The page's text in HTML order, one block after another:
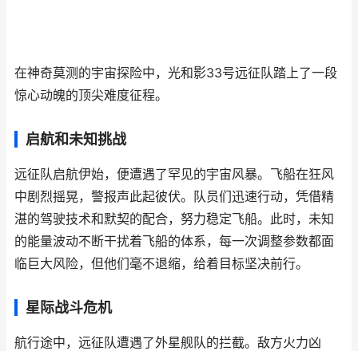
在神奇莫测的宇宙探险中，光和影33号远征队踏上了一段
惊心动魄的顶尖难度征程。
启航和未知挑战
远征队启航伊始，便遭遇了罕见的宇宙风暴。飞船在狂风
中剧烈摇晃，警报声此起彼伏。队员们迅速行动，凭借精
湛的驾驶技术和默契的配合，努力稳定飞船。此时，未知
的能量波动不断干扰着飞船的体系，每一次调整参数都面
临巨大风险，但他们毫不退缩，给着目标坚决前行。
星际战斗危机
航行途中，远征队遭遇了外星舰队的拦截。敌方火力凶